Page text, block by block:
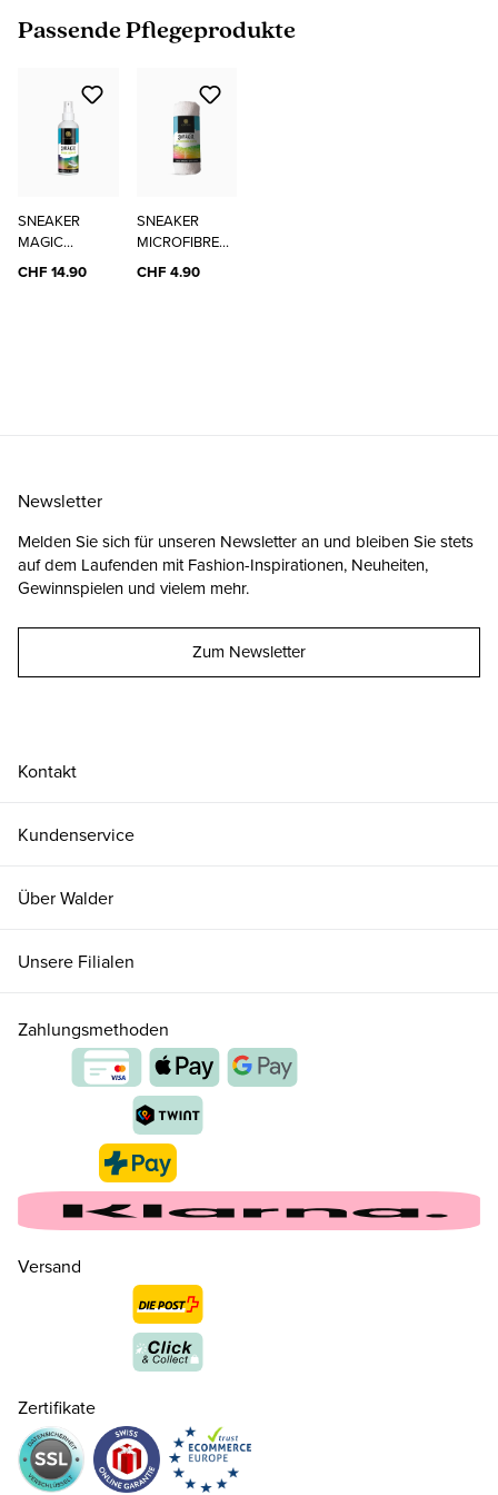
36 CHF 139.00
Produktgalerie überspringen
Passende Pflegeprodukte
SNEAKER
MAGIC
CLEANER
CHF 14.90
SNEAKER
MICROFIBRE
CLOTH
CHF 4.90
Kontakt
Kundenservice
Über Walder
Unsere Filialen
Newsletter
Melden Sie sich für unseren Newsletter an und bleiben Sie stets
auf dem Laufenden mit Fashion-Inspirationen, Neuheiten,
Gewinnspielen und vielem mehr.
Zum Newsletter
Zahlungsmethoden
Versand
Zertifikate